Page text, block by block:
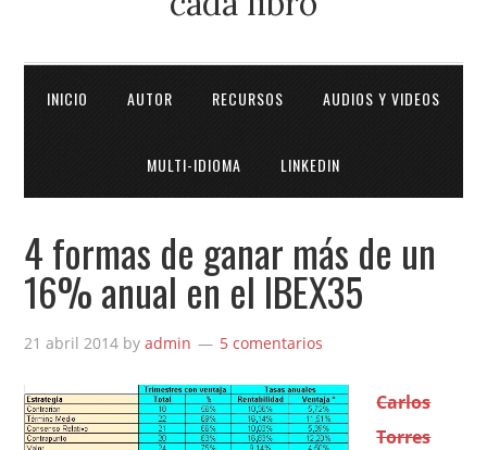
INICIO AUTOR RECURSOS AUDIOS Y VIDEOS
MULTI-IDIOMA LINKEDIN
4 formas de ganar más de un
16% anual en el IBEX35
21 abril 2014 byadmin 5 comentarios
Carlos
Torres